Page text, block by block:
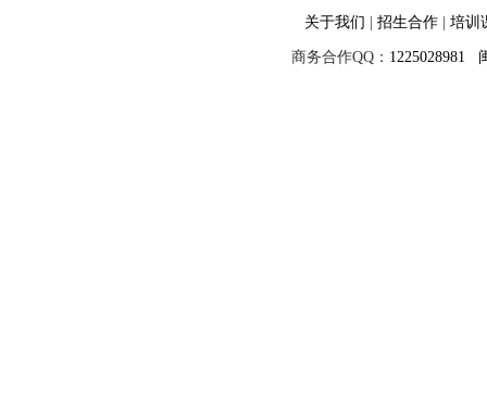
关于我们 招生合作 培训
商务合作QQ： 1225028981